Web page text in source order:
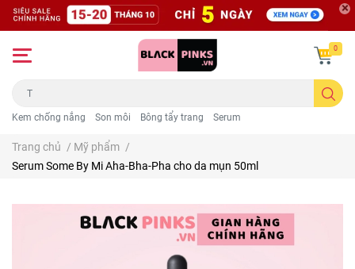
Kem chống nắng Son môi Bông tẩy trang Serum
0
Trang chủ / Mỹ phẩm /
Serum Some By Mi Aha-Bha-Pha cho da mụn 50ml